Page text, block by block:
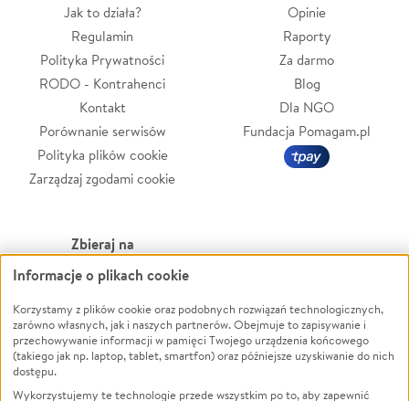
Jak to działa?
Regulamin
Polityka Prywatności
RODO - Kontrahenci
Kontakt
Porównanie serwisów
Polityka plików cookie
Zarządzaj zgodami cookie
Opinie
Raporty
Za darmo
Blog
Dla NGO
Fundacja Pomagam.pl
Zbieraj na
Leczenie
Zwierzęta
Pożar
Ukraina
Powódź
Wichura
NGO
Informacje o plikach cookie
Korzystamy z plików cookie oraz podobnych rozwiązań technologicznych,
zarówno własnych, jak i naszych partnerów. Obejmuje to zapisywanie i
przechowywanie informacji w pamięci Twojego urządzenia końcowego
(takiego jak np. laptop, tablet, smartfon) oraz późniejsze uzyskiwanie do nich
dostępu.
Wykorzystujemy te technologie przede wszystkim po to, aby zapewnić